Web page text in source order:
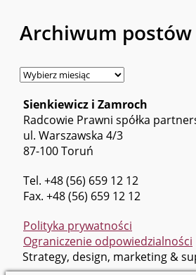
Archiwum postów
Archiwum
Sienkiewicz i Zamroch
Radcowie Prawni spółka
ul. Warszawska 4/3
87-100 Toruń
Tel. +48 (56) 659 12 12
Fax. +48 (56) 659 12 12
Polityka prywatności
Ograniczenie odpowiedzialności
Strategy, design, marketing &